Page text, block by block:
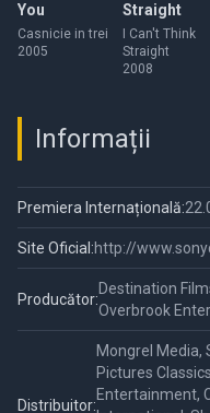
You
Casnicie in trei
2005
Straight
I Can't Think
Straight
2008
Informații
Premiera Internațională:
Site Oficial:http://
Producător:
Destination
Overbrook
Distribuitor:
Mongrel Media,
Pictures
Entertainment,